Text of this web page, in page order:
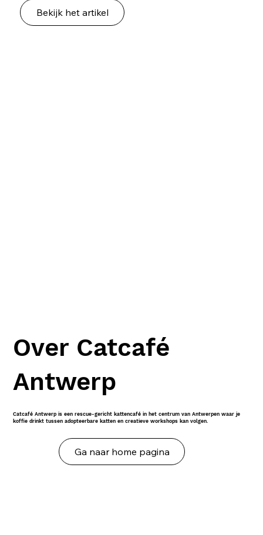
Over Catcafé
Antwerp
Catcafé Antwerp is een rescue-gericht kattencafé in het centrum van Antwerpen waar je
koffie drinkt tussen adopteerbare katten en creatieve workshops kan volgen.
Ga naar home pagina